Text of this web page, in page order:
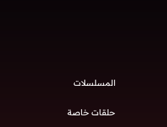
المسلسلات
حلقات خاصة